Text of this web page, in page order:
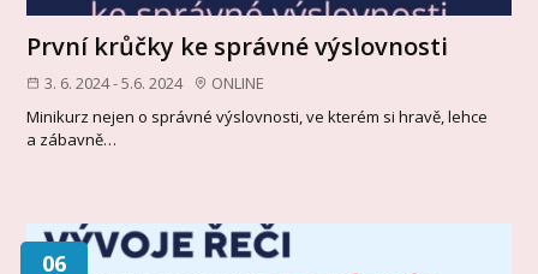
První krůčky ke správné výslovnosti
3. 6. 2024 - 5.6. 2024
ONLINE
Minikurz nejen o správné výslovnosti, ve kterém si hravě, lehce
a zábavně…
06